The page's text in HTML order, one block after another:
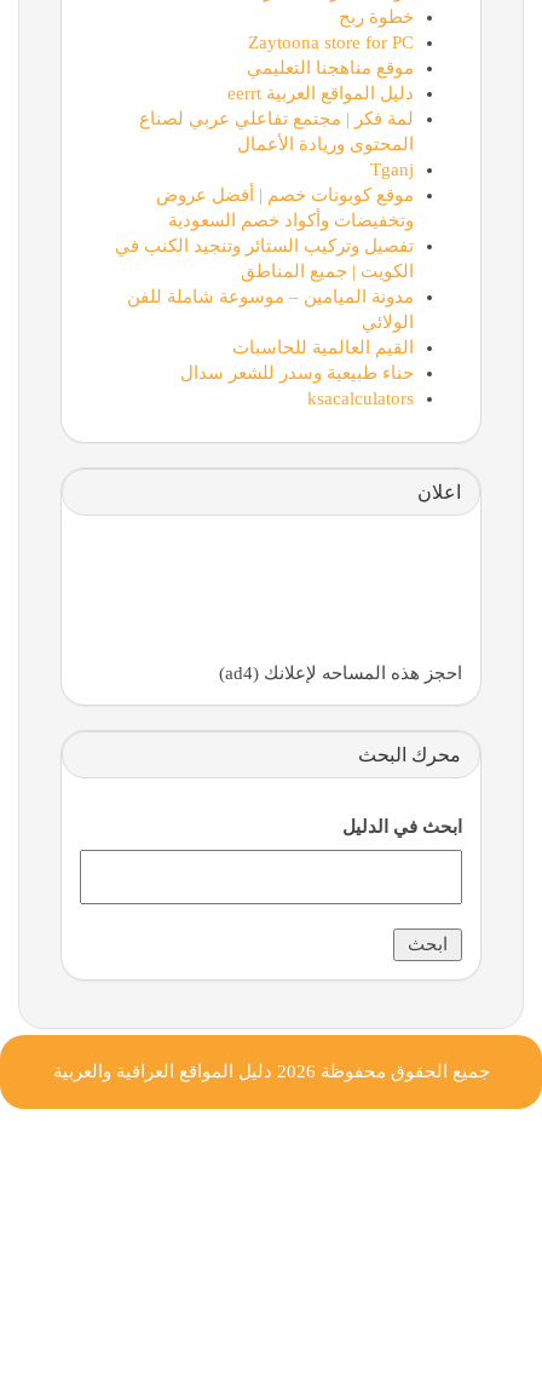
خطوة ربح
Zaytoona store for PC
موقع مناهجنا التعليمي
دليل المواقع العربية eerrt
لمة فكر | مجتمع تفاعلي عربي لصناع
المحتوى وريادة الأعمال
Tganj
موقع كوبونات خصم | أفضل عروض
وتخفيضات وأكواد خصم السعودية
تفصيل وتركيب الستائر وتنجيد الكنب في
الكويت | جميع المناطق
مدونة الميامين – موسوعة شاملة للفن
الولائي
القيم العالمية للحاسبات
حناء طبيعية وسدر للشعر سدال
ksacalculators
اعلان
احجز هذه المساحه لإعلانك (ad4)
محرك البحث
ابحث في الدليل
جميع الحقوق محفوظة 2026 دليل المواقع العراقية والعربية